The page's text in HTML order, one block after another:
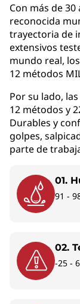
lanzarse
AI 7 PRO
Lenovo
permite
Una
capaz de
por
pesadas
tanto
cuando
Con más de
reconocida
trayectoria de
extensivos
mundo real,
12 métodos
Por su lado,
12 métodos y
Durables y
golpes,
parte de
01.
91 -
02.
-25 -